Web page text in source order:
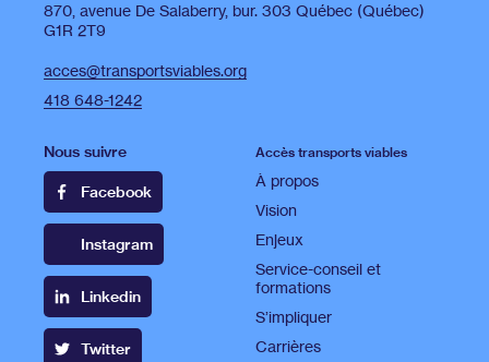
870, avenue De Salaberry, bur. 303 Québec (Québec)
G1R 2T9
acces@transportsviables.org
418 648-1242
Nous suivre
Facebook
Instagram
Linkedin
Twitter
Accès transports viables
À propos
Vision
Enjeux
Service-conseil et
formations
S’impliquer
Carrières